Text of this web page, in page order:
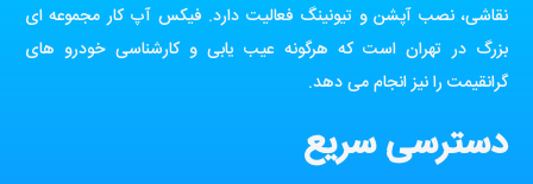
نقاشی، نصب آپشن و تیونینگ فعالیت دارد. فیکس آپ کار مجموعه ای
بزرگ در تهران است که هرگونه عیب یابی و کارشناسی خودرو های
گرانقیمت را نیز انجام می دهد.
دسترسی سریع